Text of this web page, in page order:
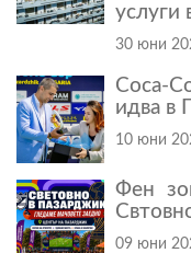
услуги
30 юни
Coca-
идва в
10 юни
Фен
09 юни